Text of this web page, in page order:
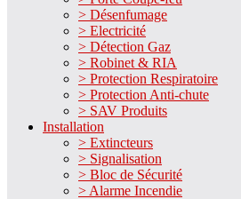
> Désenfumage
> Electricité
> Détection Gaz
> Robinet & RIA
> Protection Respiratoire
> Protection Anti-chute
> SAV Produits
Installation
> Extincteurs
> Signalisation
> Bloc de Sécurité
> Alarme Incendie